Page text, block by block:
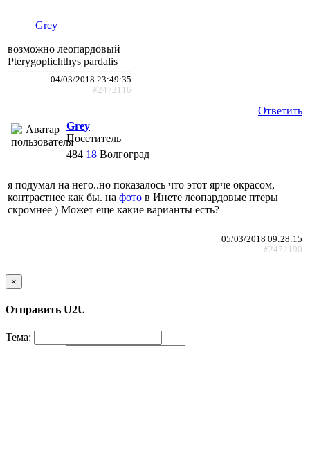
Grey
возможно леопардовый
Pterygoplichthys pardalis
04/03/2018 23:49:35
#2472116
Ответить
Grey
Посетитель
484 18 Волгоград
я подумал на него..но показалось что этот ярче окрасом,
контрастнее как бы. на фото в Инете леопардовые птеры
скромнее ) Может еще какие варианты есть?
05/03/2018 09:28:15
#2472190
×
Отправить U2U
Тема: